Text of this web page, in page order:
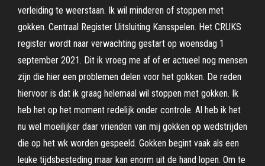
verleiding te weerstaan. Ik wil minderen of stoppen met
gokken. Centraal Register Uitsluiting Kansspelen. Het CRUKS
register wordt naar verwachting gestart op woensdag 1
september 2021. Dit ik vroeg me af of er actueel nog mensen
zijn die hier een problemen delen voor het gokken. De reden
hiervoor is dat ik graag helemaal wil stoppen met gokken. Ik
heb het op het moment redelijk onder controle. Al heb ik het
nu wel moeilijker daar vrienden van mij gokken op wedstrijden
die op het wk worden gespeeld. Gokken begint vaak als een
leuke tijdsbesteding maar kan enorm uit de hand lopen. Om te